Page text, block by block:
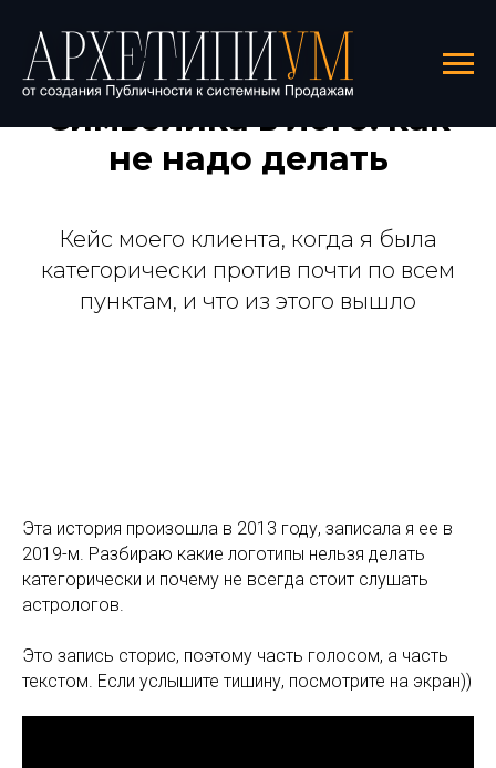
Символика в лого: как
не надо делать
Кейс моего клиента, когда я была
категорически против почти по всем
пунктам, и что из этого вышло
Эта история произошла в 2013 году, записала я ее в
2019-м. Разбираю какие логотипы нельзя делать
категорически и почему не всегда стоит слушать
астрологов.
Это запись сторис, поэтому часть голосом, а часть
текстом. Если услышите тишину, посмотрите на экран))